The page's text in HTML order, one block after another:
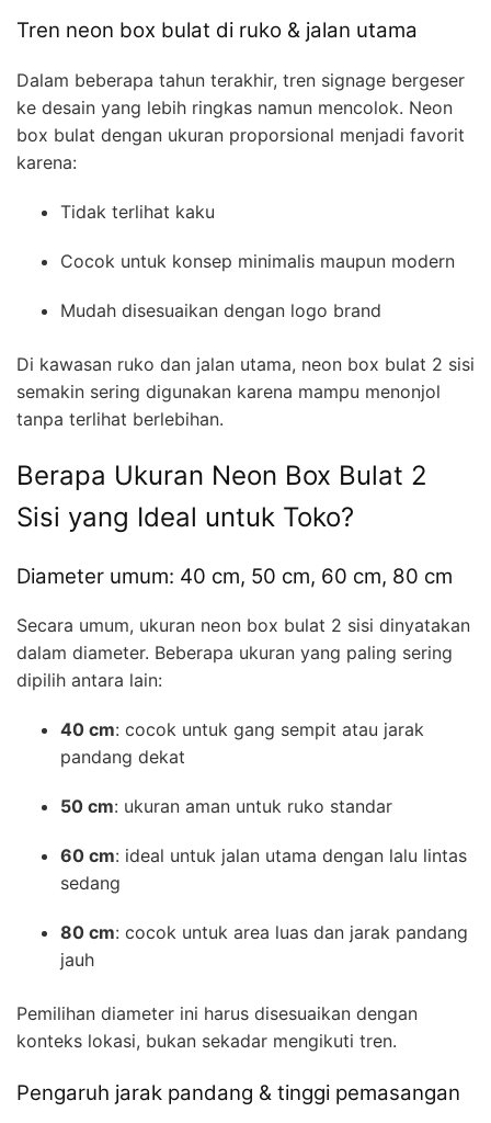
Tren neon box bulat di ruko & jalan utama
Dalam beberapa tahun terakhir, tren signage bergeser
ke desain yang lebih ringkas namun mencolok. Neon
box bulat dengan ukuran proporsional menjadi favorit
karena:
Tidak terlihat kaku
Cocok untuk konsep minimalis maupun modern
Mudah disesuaikan dengan logo brand
Di kawasan ruko dan jalan utama, neon box bulat 2 sisi
semakin sering digunakan karena mampu menonjol
tanpa terlihat berlebihan.
Berapa Ukuran Neon Box Bulat 2
Sisi yang Ideal untuk Toko?
Diameter umum: 40 cm, 50 cm, 60 cm, 80 cm
Secara umum, ukuran neon box bulat 2 sisi dinyatakan
dalam diameter. Beberapa ukuran yang paling sering
dipilih antara lain:
40 cm: cocok untuk gang sempit atau jarak
pandang dekat
50 cm: ukuran aman untuk ruko standar
60 cm: ideal untuk jalan utama dengan lalu lintas
sedang
80 cm: cocok untuk area luas dan jarak pandang
jauh
Pemilihan diameter ini harus disesuaikan dengan
konteks lokasi, bukan sekadar mengikuti tren.
Pengaruh jarak pandang & tinggi pemasangan